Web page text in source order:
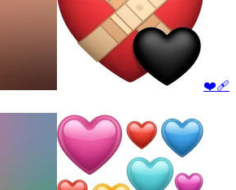
❤️‍🩹